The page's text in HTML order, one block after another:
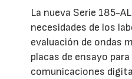
La nueva Serie 185-
necesidades de los
evaluación de ondas
placas de ensayo
comunicaciones